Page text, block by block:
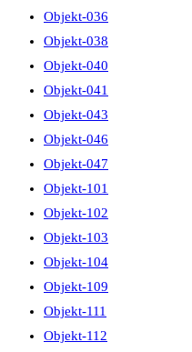
Objekt-036
Objekt-038
Objekt-040
Objekt-041
Objekt-043
Objekt-046
Objekt-047
Objekt-101
Objekt-102
Objekt-103
Objekt-104
Objekt-109
Objekt-111
Objekt-112